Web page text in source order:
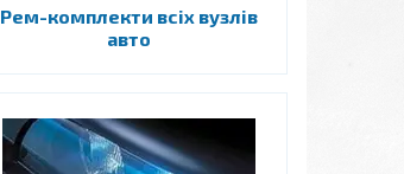
Рем-комплекти всіх вузлів
авто